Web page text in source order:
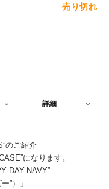
売り切れ
詳細
のご紹介
になります。
DAY-NAVY”
”）」